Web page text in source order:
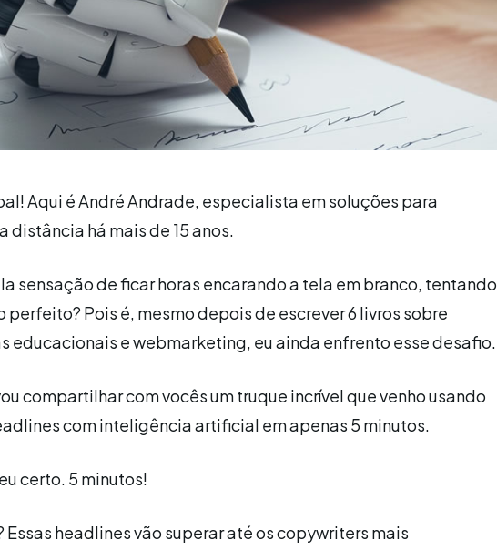
Aqui é André Andrade, especialista em soluções para
distância há mais de 15 anos.
sensação de ficar horas encarando a tela em branco, tentando
perfeito? Pois é, mesmo depois de escrever 6 livros sobre
educacionais e webmarketing, eu ainda enfrento esse desafio.
compartilhar com vocês um truque incrível que venho usando
com inteligência artificial em apenas 5 minutos.
certo. 5 minutos!
Essas headlines vão superar até os copywriters mais